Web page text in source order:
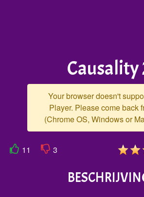
Causality
Your browser doesn't
Player. Please come back
(Chrome OS, Windows or
11 3